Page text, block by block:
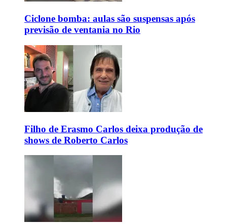
Ciclone bomba: aulas são suspensas após
previsão de ventania no Rio
Filho de Erasmo Carlos deixa produção de
shows de Roberto Carlos